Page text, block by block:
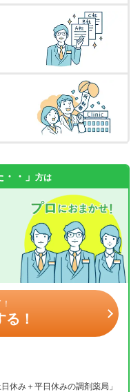
・」 方は
！
休み＋平日休みの調剤薬局」